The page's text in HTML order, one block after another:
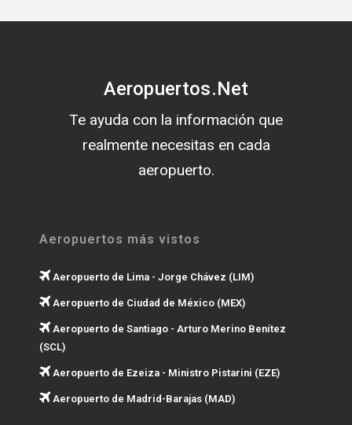
Aeropuertos.Net
Te ayuda con la información que
realmente necesitas en cada
aeropuerto.
Aeropuertos más vistos
Aeropuerto de Lima - Jorge Chávez (LIM)
Aeropuerto de Ciudad de México (MEX)
Aeropuerto de Santiago - Arturo Merino Benítez
(SCL)
Aeropuerto de Ezeiza - Ministro Pistarini (EZE)
Aeropuerto de Madrid-Barajas (MAD)